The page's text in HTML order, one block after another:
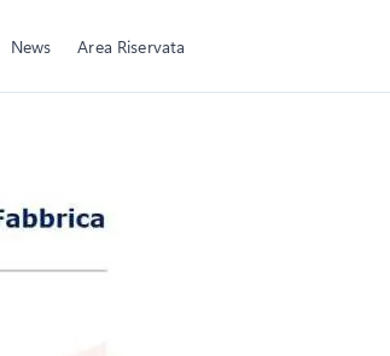
News Area Riservata